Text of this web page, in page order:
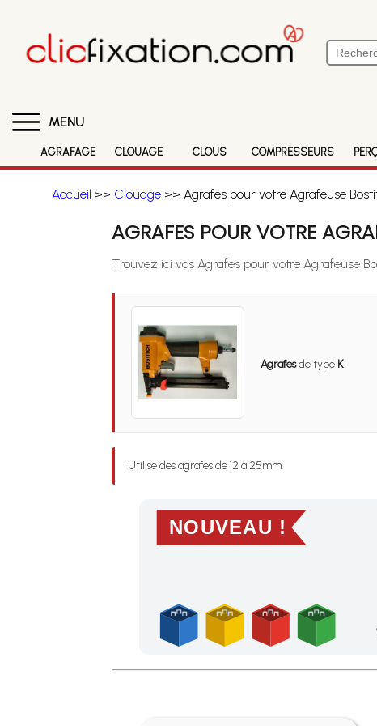
MENU
AGRAFAGE CLOUAGE CLOUS COMPRESSEURS
Accueil >> Clouage>> Agrafes pour votre Agrafeuse
AGRAFES POUR VOTRE
Trouvez ici vos Agrafes pour votre Agrafeuse
Agrafesde type K
Utilise des agrafes de 12 à 25mm.
NOUVEAU !
Profitez des Frais de port offerts en France